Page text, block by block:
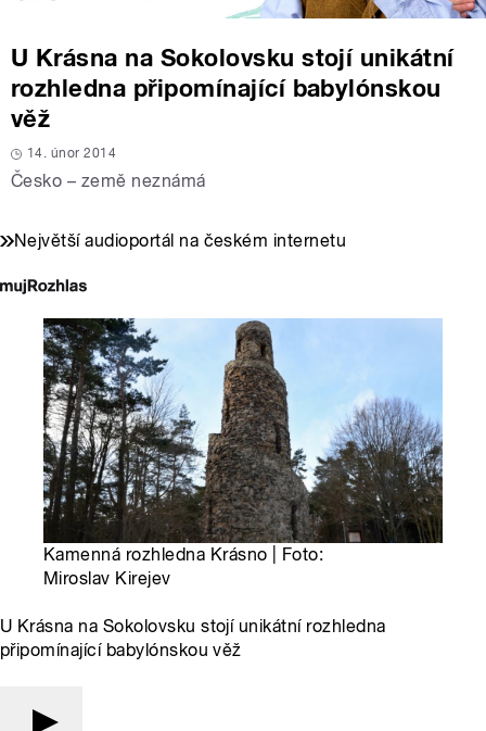
U Krásna na Sokolovsku stojí unikátní
rozhledna připomínající babylónskou
věž
14. únor 2014
Česko – země neznámá
Největší audioportál na českém internetu
Kamenná rozhledna Krásno | Foto:
Miroslav Kirejev
U Krásna na Sokolovsku stojí unikátní rozhledna
připomínající babylónskou věž